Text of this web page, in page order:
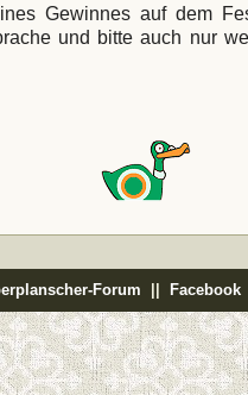
Gewinnes auf dem
und bitte auch nur
Forum Facebook